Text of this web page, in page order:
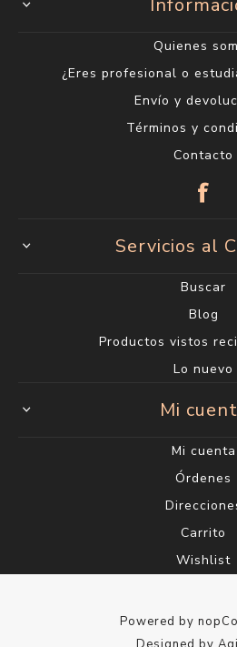
Quienes
¿Eres profesional o
Envío y
Términos y
Contacto
Servicios al
Buscar
Blog
Productos vistos
Lo nuevo
Mi
Mi cuenta
Órdenes
Carrito
Wishlist
Powered by